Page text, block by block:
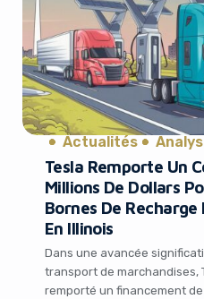
Actualités
Tesla Remporte Un
Millions De Dollars
Bornes De
En Illinois
Dans une avancée
transport de marchandises,
remporté un financement de